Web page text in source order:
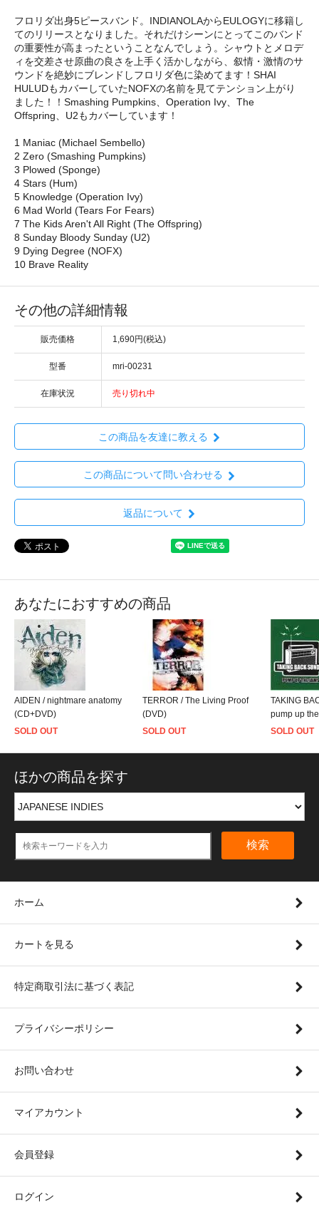
フロリダ出身5ピースバンド。INDIANOLAからEULOGYに移籍し
てのリリースとなりました。それだけシーンにとってこのバンド
の重要性が高まったということなんでしょう。シャウトとメロデ
ィを交差させ原曲の良さを上手く活かしながら、叙情・激情のサ
ウンドを絶妙にブレンドしフロリダ色に染めてます！SHAI
HULUDもカバーしていたNOFXの名前を見てテンション上がり
ました！！Smashing Pumpkins、Operation Ivy、The
Offspring、U2もカバーしています！
1 Maniac (Michael Sembello)
2 Zero (Smashing Pumpkins)
3 Plowed (Sponge)
4 Stars (Hum)
5 Knowledge (Operation Ivy)
6 Mad World (Tears For Fears)
7 The Kids Aren't All Right (The Offspring)
8 Sunday Bloody Sunday (U2)
9 Dying Degree (NOFX)
10 Brave Reality
その他の詳細情報
販売価格 1,690円(税込)
型番 mri-00231
在庫状況 売り切れ中
この商品を友達に教える
この商品について問い合わせる
返品について
あなたにおすすめの商品
AIDEN / nightmare anatomy
(CD+DVD)
SOLD OUT
TERROR / The Living Proof
(DVD)
SOLD OUT
TAKING
pump up
SOLD OUT
ほかの商品を探す
検索
ホーム
カートを見る
特定商取引法に基づく表記
プライバシーポリシー
お問い合わせ
マイアカウント
会員登録
ログイン